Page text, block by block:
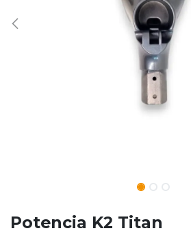
Potencia K2 Titan